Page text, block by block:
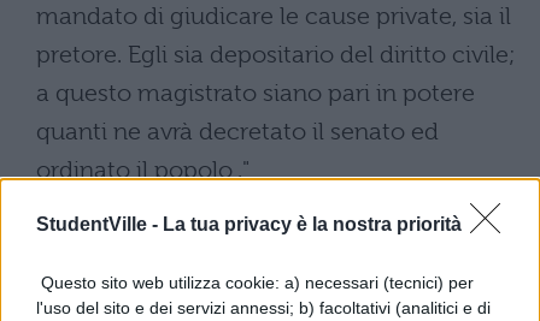
StudentVille - La tua privacy è la nostra priorità
Questo sito web utilizza cookie: a) necessari (tecnici) per
l'uso del sito e dei servizi annessi; b) facoltativi (analitici e di
mandato di giudicare le cause private, sia il
pretore. Egli sia depositario del diritto civile;
a questo magistrato siano pari in potere
quanti ne avrà decretato il senato ed
ordinato il popolo ."
"Vi siano due che esercitino il potere regio,
siano chiamati pretori, giudici, consoli; essi